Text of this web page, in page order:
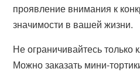
проявление внимания к
значимости в вашей жизни.
Не ограничивайтесь только
Можно заказать мини-